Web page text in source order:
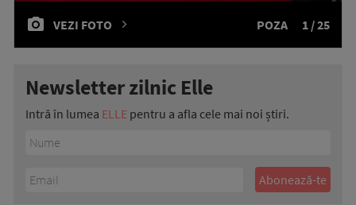
VEZI FOTO POZA 1 / 25
Newsletter zilnic Elle
Intră în lumea ELLE pentru a afla cele mai noi știri.